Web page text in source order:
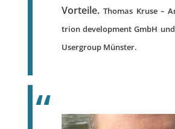
Vorteile.Thomas Kruse –
trion development GmbH
Usergroup Münster.